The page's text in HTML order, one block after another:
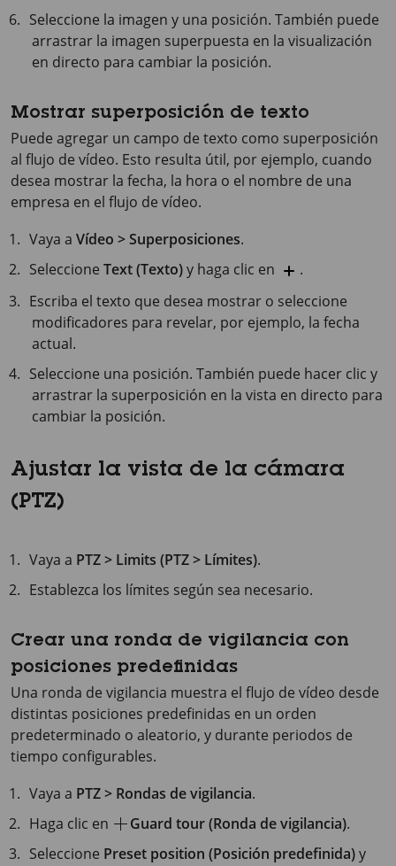
Seleccione la imagen y una posición. También puede
arrastrar la imagen superpuesta en la visualización
en directo para cambiar la posición.
Mostrar superposición de texto
Puede agregar un campo de texto como superposición
al flujo de vídeo. Esto resulta útil, por ejemplo, cuando
desea mostrar la fecha, la hora o el nombre de una
empresa en el flujo de vídeo.
Vaya aVídeo > Superposiciones.
SeleccioneText (Texto)y haga clic en
.
Escriba el texto que desea mostrar o seleccione
modificadores para revelar, por ejemplo, la fecha
actual.
Seleccione una posición. También puede hacer clic y
arrastrar la superposición en la vista en directo para
cambiar la posición.
Ajustar la vista de la cámara
(PTZ)
Vaya a PTZ > Limits (PTZ > Límites).
Establezca los límites según sea necesario.
Crear una ronda de vigilancia con
posiciones predefinidas
Una ronda de vigilancia muestra el flujo de vídeo desde
distintas posiciones predefinidas en un orden
predeterminado o aleatorio, y durante periodos de
tiempo configurables.
Vaya a PTZ > Rondas de vigilancia.
Haga clic en
Guard tour (Ronda de vigilancia).
Seleccione Preset position (Posición predefinida)y